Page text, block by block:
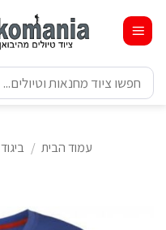
content
חיפוש
עבור:
עמוד הבית / ביגוד